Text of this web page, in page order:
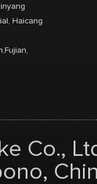
Haicang
Co.,